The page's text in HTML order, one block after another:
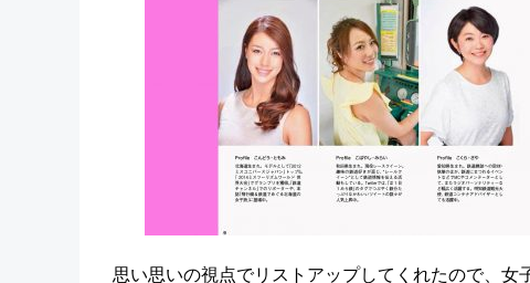
思い思いの視点でリストアップしてくれたので、女